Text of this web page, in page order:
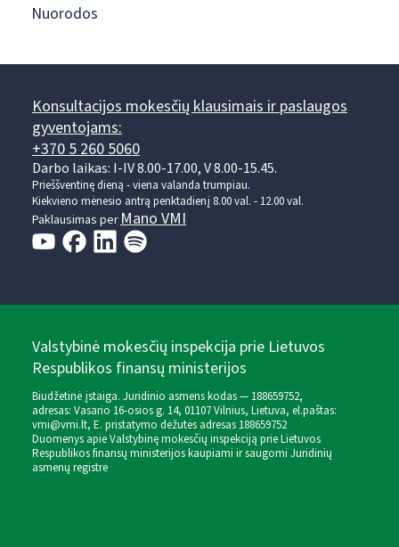
Nuorodos
Konsultacijos mokesčių klausimais ir paslaugos
gyventojams:
+370 5 260 5060
Darbo laikas: I-IV 8.00-17.00, V 8.00-15.45.
Prieššventinę dieną - viena valanda trumpiau.
Kiekvieno mėnesio antrą penktadienį 8.00 val. - 12.00 val.
Paklausimas perMano VMI
Valstybinė mokesčių inspekcija prie Lietuvos
Respublikos finansų ministerijos
Biudžetinė įstaiga. Juridinio asmens kodas — 188659752,
adresas: Vasario 16-osios g. 14, 01107 Vilnius, Lietuva, el.paštas:
vmi@vmi.lt, E. pristatymo dėžutės adresas 188659752
Duomenys apie Valstybinę mokesčių inspekciją prie Lietuvos
Respublikos finansų ministerijos kaupiami ir saugomi Juridinių
asmenų registre